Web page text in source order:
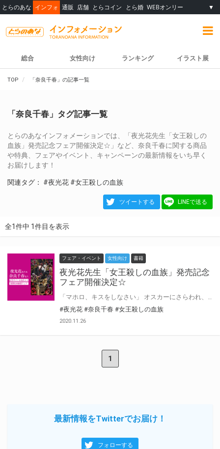
とらのあな インフォ 通販 店舗 とらコイン とら婚 WEBオンリー ▼
総合 女性向け ランキング イラスト展
TOP 「奈良千春」の記事一覧
「奈良千春」タグ記事一覧
とらのあなインフォメーションでは、「夜光花先生「女王殺しの
血族」発売記念フェア開催決定☆」など、奈良千春に関する商品
や特典、フェアやイベント、キャンペーンの最新情報をいち早く
お届けします！
関連タグ： #夜光花 #女王殺しの血族
ツイートする LINEで送る
全1件中 1件目を表示
フェア・イベント 女性向け 書籍
夜光花先生「女王殺しの血族」発売記念
フェア開催決定☆
#夜光花 #奈良千春 #女王殺しの血族
2020.11.26
1
最新情報をTwitterでお届け！
フォローする